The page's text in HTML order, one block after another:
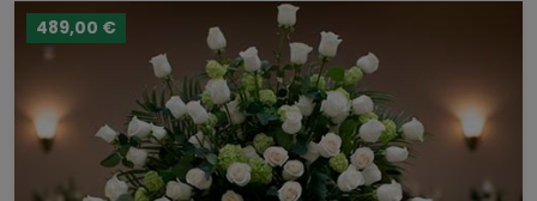
489,00 €